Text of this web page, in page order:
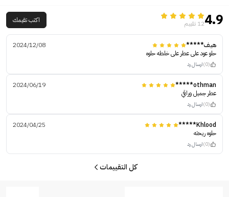
4.912 تقييم اكتب تقيمك
هيف*****
2024/12/08
حلو عود على عطر على خلطه حلوه
(0) ارسال رد
othman*****
2024/06/19
عطر جميل وراقي
(0) ارسال رد
Khlood*****
2024/04/25
حلوه ريحته
(0) ارسال رد
كل التقييمات